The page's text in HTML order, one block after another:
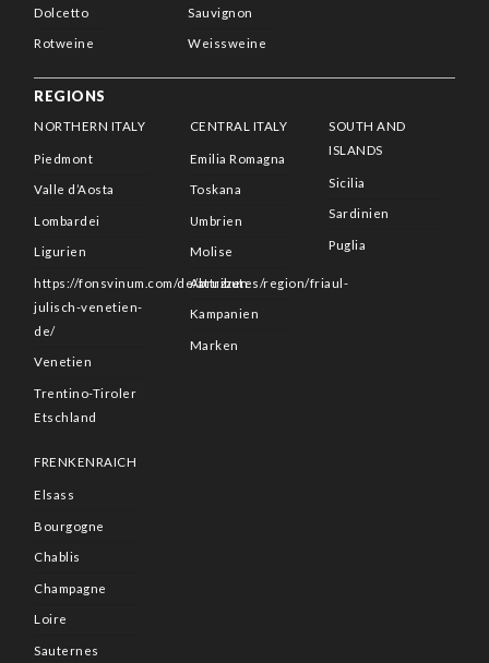
Dolcetto
Rotweine
Sauvignon
Weissweine
REGIONS
NORTHERN ITALY
Piedmont
Valle d’Aosta
Lombardei
Ligurien
https://fonsvinum.com/de/attributes/region/friaul-
julisch-venetien-
de/
Venetien
Trentino-Tiroler
Etschland
CENTRAL ITALY
Emilia Romagna
Toskana
Umbrien
Molise
Abruzzen
Kampanien
Marken
SOUTH AND
ISLANDS
Sicilia
Sardinien
Puglia
FRENKENRAICH
Elsass
Bourgogne
Chablis
Champagne
Loire
Sauternes